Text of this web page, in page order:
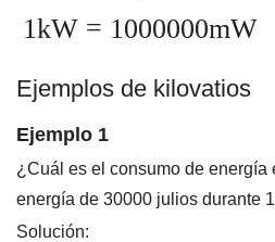
1kW = 1000000mW
Ejemplos de kilovatios
Ejemplo 1
¿Cuál es el consumo de energía
energía de 30000 julios durante
Solución: